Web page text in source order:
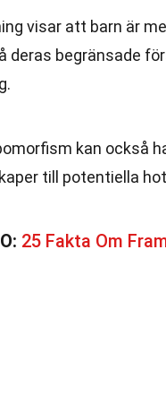
visar att barn är
deras begränsade
kan också
till potentiella
25 Fakta Om